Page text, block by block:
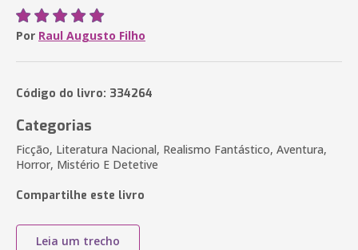
Por Raul Augusto Filho
Código do livro: 334264
Categorias
Ficção, Literatura Nacional, Realismo Fantástico, Aventura,
Horror, Mistério E Detetive
Compartilhe este livro
Leia um trecho